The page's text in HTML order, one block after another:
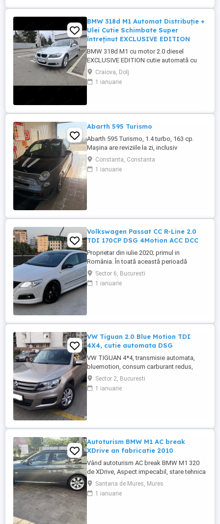
BMW 318d M1 Automat Distribuție +
Ulei Cutie Schimbate Super
întreținut EXCLUSIVE EDITION
BMW 318d M1 cu motor 2.0 diesel
EXCLUSIVE EDITION cutie automată cu
mod Sport, an 2012 masină întretinută
corect, cu investiţii importante făcute si
functionare foarte bună. Normă poluare:
Consum redus DOTĂRI: - Geamuri fumurii
Craiova, Dolj
1 ianuarie
Abarth 595 Turismo
Abarth 595 Turismo, 1.4 turbo, 163 cp.
Mașina are reviziile la zi, inclusiv
distribuția schimbată la 120000 km. Are
climă, piele la interior, asistență parcare,
etc.
Constanta, Constanta
1 ianuarie
Volkswagen Passat CC R-Line 2.0
TDI 170CP DSG 4Motion ACC DCC
Proprietar din iulie 2020; primul in
România. În toată această perioadă
mașina a fost întreținută la timp, folosind
exclusiv piese originale OEM sau
aftermarket premium de cea mai bună
Sector 6, Bucuresti
1 ianuarie
VW Tiguan 2.0 Blue Motion TDI
4X4, cutie automata DSG
VW TIGUAN 4*4, transmisie automata,
bluemotion, consum carburant redus,
multiple optiuni, tinuta in garaj, vopsea
originala, proprietar, anvelope noi
allseasons,distributie noua, ITP, revizie la
Sector 2, Bucuresti
1 ianuarie
Autoturism BMW M1 AC break
XDrive an fabricatie 2010
Vând autoturism AC break BMW M1 320
de XDrive, Aspect impecabil, stare tehnica
foarte buna, înmatriculat.
Santana de Mures, Mures
1 ianuarie